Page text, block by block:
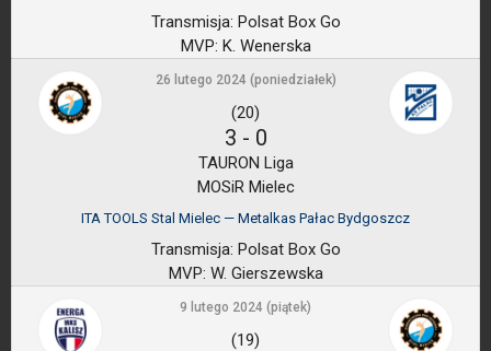
Transmisja: Polsat Box Go
MVP: K. Wenerska
26 lutego 2024 (poniedziałek)
(20)
3 - 0
TAURON Liga
MOSiR Mielec
ITA TOOLS Stal Mielec — Metalkas Pałac Bydgoszcz
Transmisja: Polsat Box Go
MVP: W. Gierszewska
9 lutego 2024 (piątek)
(19)